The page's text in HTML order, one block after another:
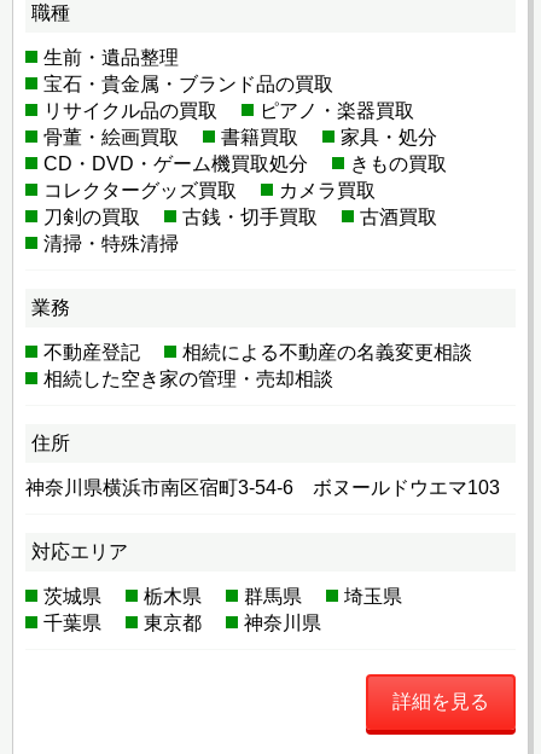
職種
生前・遺品整理
宝石・貴金属・ブランド品の買取
リサイクル品の買取
ピアノ・楽器買取
骨董・絵画買取
書籍買取
家具・処分
CD・DVD・ゲーム機買取処分
きもの買取
コレクターグッズ買取
カメラ買取
刀剣の買取
古銭・切手買取
古酒買取
清掃・特殊清掃
業務
不動産登記
相続による不動産の名義変更相談
相続した空き家の管理・売却相談
住所
神奈川県横浜市南区宿町3-54-6 ボヌールドウエマ103
対応エリア
茨城県 栃木県 群馬県
埼玉県
千葉県
東京都 神奈川県
詳細を見る